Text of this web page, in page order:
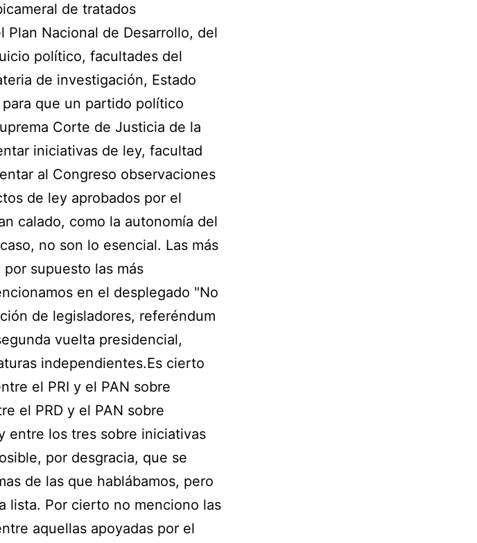
de tratados
Nacional de Desarrollo, del
político, facultades del
de investigación, Estado
que un partido político
Corte de Justicia de la
iniciativas de ley, facultad
al Congreso observaciones
de ley aprobados por el
calado, como la autonomía del
no son lo esencial. Las más
supuesto las más
en el desplegado "No
de legisladores, referéndum
vuelta presidencial,
independientes.Es cierto
el PRI y el PAN sobre
el PRD y el PAN sobre
entre los tres sobre iniciativas
por desgracia, que se
de las que hablábamos, pero
lista. Por cierto no menciono las
aquellas apoyadas por el